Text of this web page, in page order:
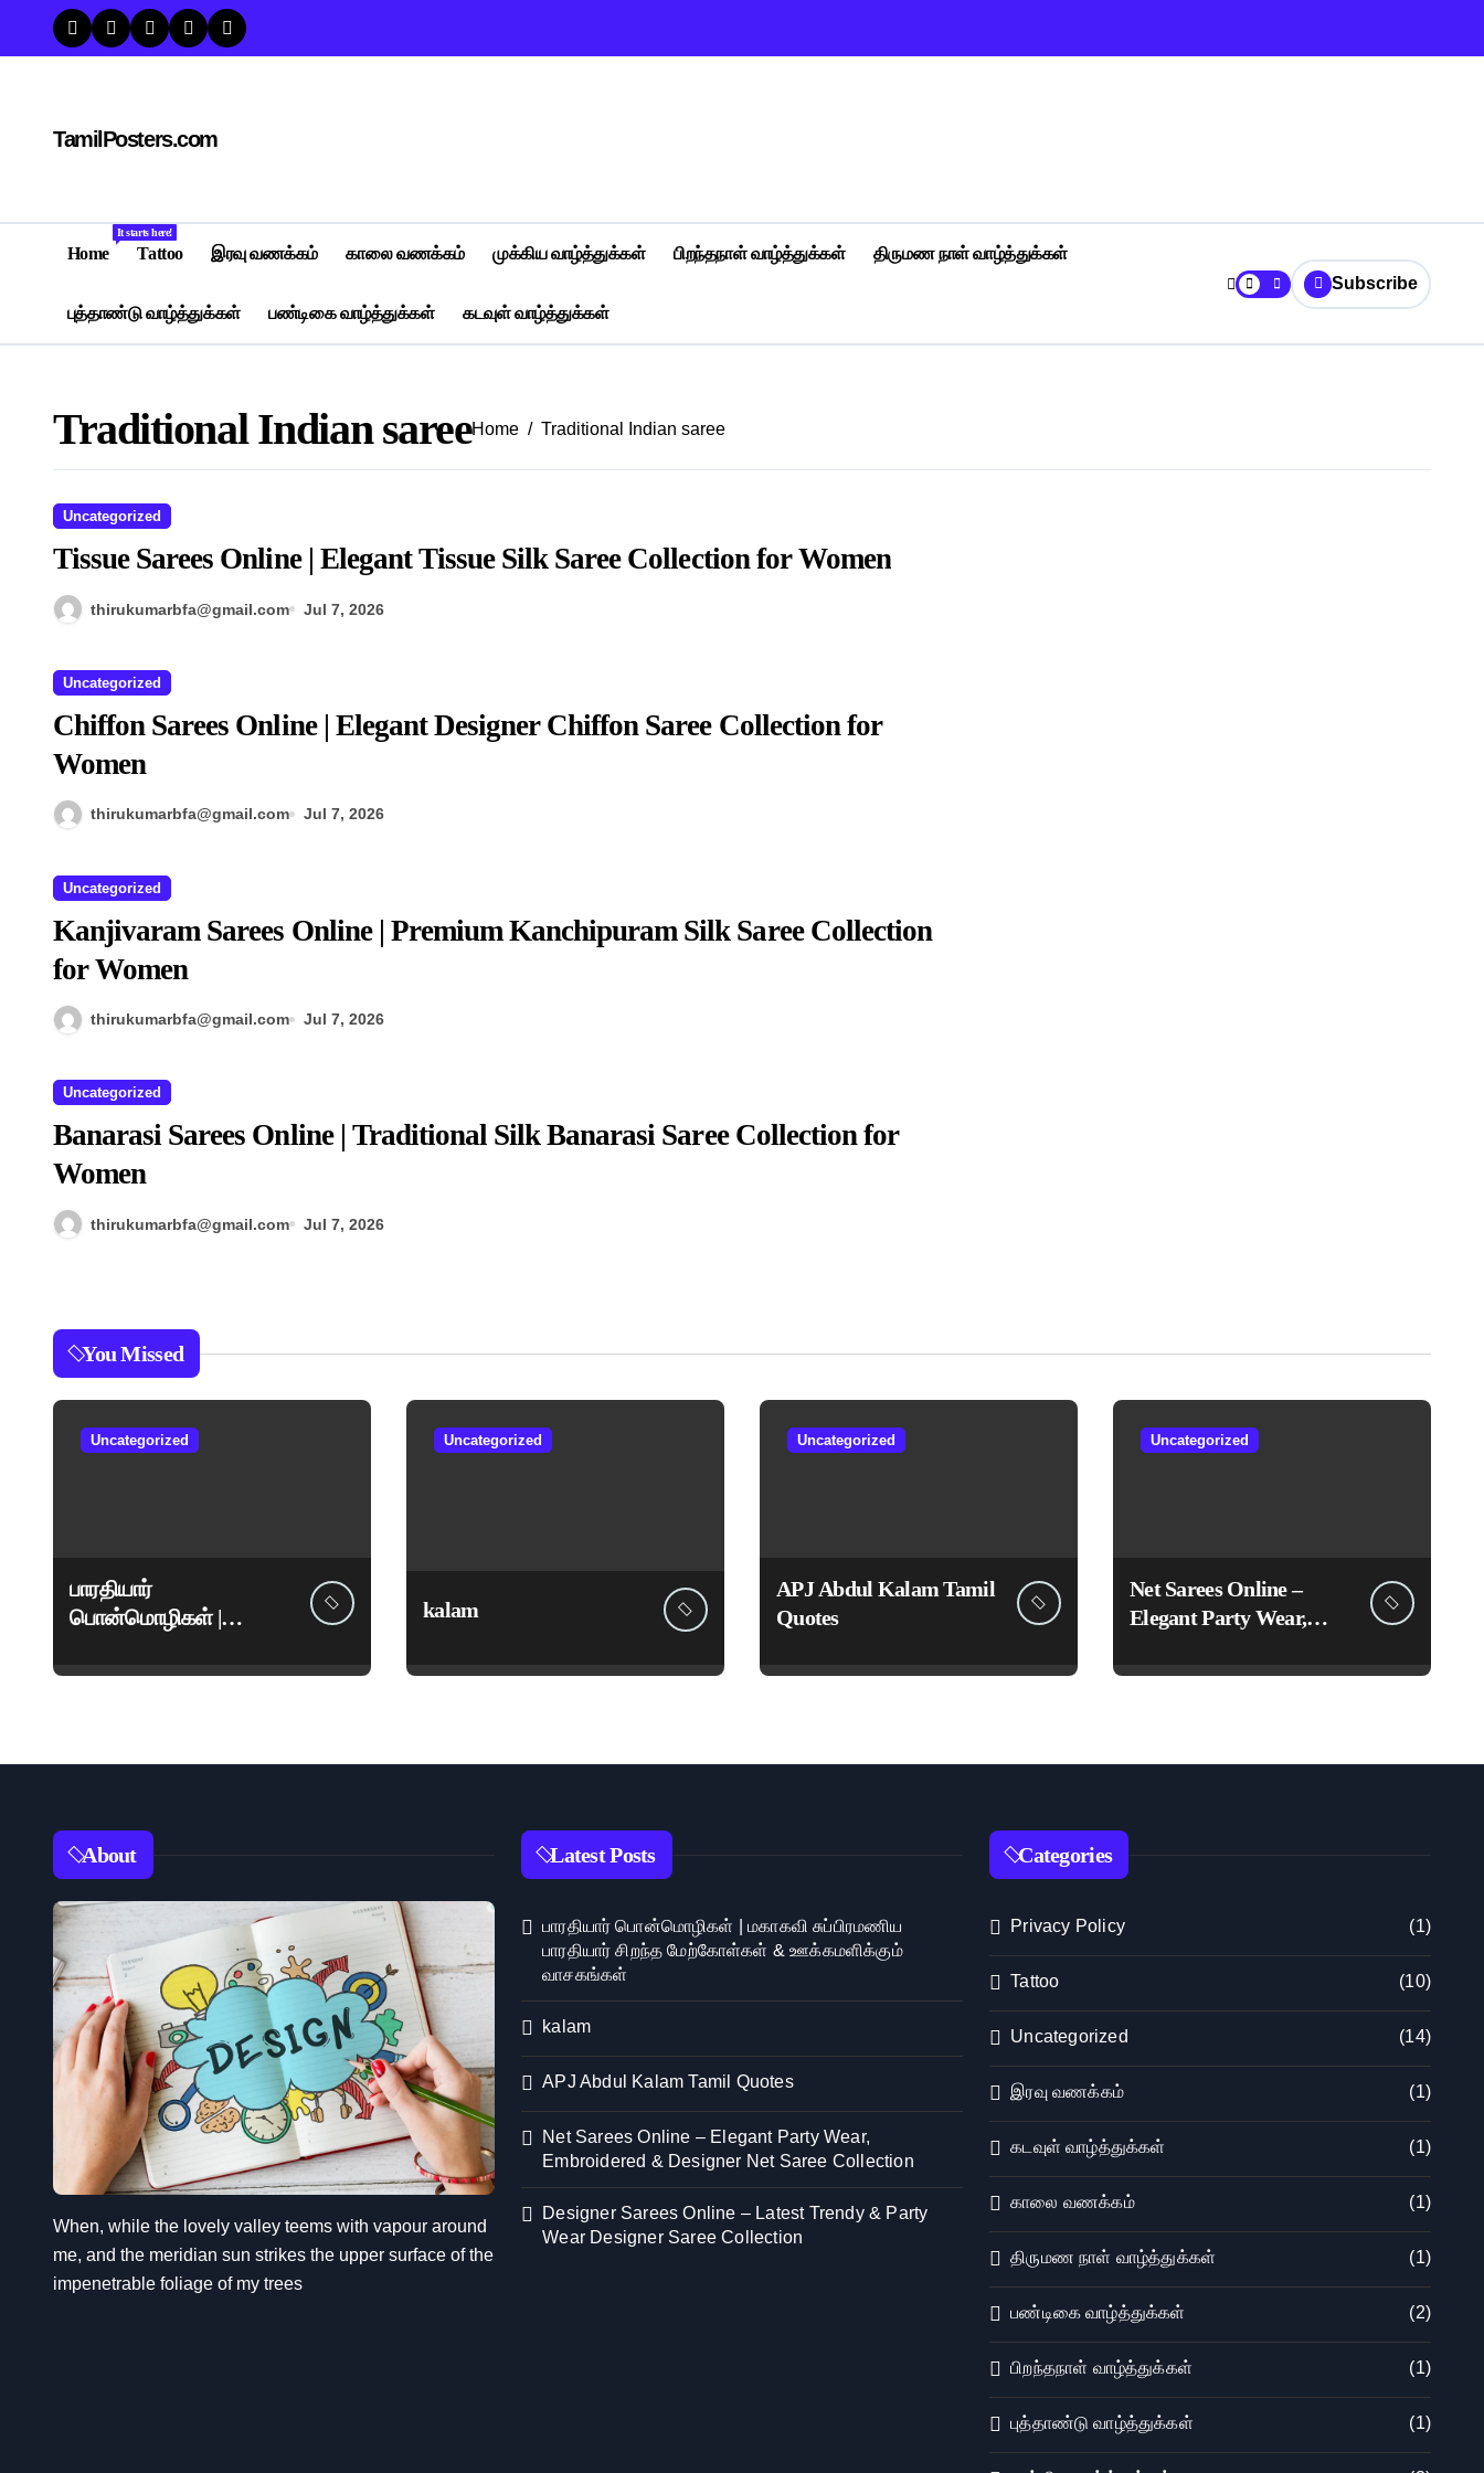
content
TamilPosters.com
Home
It starts here!
Tattoo இரவு வணக்கம் காலை வணக்கம் முக்கிய வாழ்த்துக்கள் பிறந்தநாள் வாழ்த்துக்கள் திருமண நாள் வாழ்த்துக்கள்
புத்தாண்டு வாழ்த்துக்கள் பண்டிகை வாழ்த்துக்கள் கடவுள் வாழ்த்துக்கள்
Subscribe
Traditional Indian sareeHome Traditional Indian saree
Uncategorized
Tissue Sarees Online | Elegant Tissue Silk Saree Collection for Women
thirukumarbfa@gmail.com Jul 7, 2026
Uncategorized
Chiffon Sarees Online | Elegant Designer Chiffon Saree Collection for
Women
thirukumarbfa@gmail.com Jul 7, 2026
Uncategorized
Kanjivaram Sarees Online | Premium Kanchipuram Silk Saree Collection
for Women
thirukumarbfa@gmail.com Jul 7, 2026
Uncategorized
Banarasi Sarees Online | Traditional Silk Banarasi Saree Collection for
Women
thirukumarbfa@gmail.com Jul 7, 2026
You Missed
Uncategorized
பாரதியார்
பொன்மொழிகள் |
பாரதியார் சிறந்த
வாசகங்கள்
Uncategorized
kalam
Uncategorized
APJ Abdul Kalam Tamil
Quotes
Uncategorized
Net Sarees Online –
Elegant Party Wear,
Designer Net Saree
About
When, while the lovely valley teems with vapour around
me, and the meridian sun strikes the upper surface of the
impenetrable foliage of my trees
Latest Posts
பாரதியார் பொன்மொழிகள் | மகாகவி சுப்பிரமணிய
பாரதியார் சிறந்த மேற்கோள்கள் & ஊக்கமளிக்கும்
வாசகங்கள்
kalam
APJ Abdul Kalam Tamil Quotes
Net Sarees Online – Elegant Party Wear,
Embroidered & Designer Net Saree Collection
Designer Sarees Online – Latest Trendy & Party
Wear Designer Saree Collection
Categories
Privacy Policy (1)
Tattoo (10)
Uncategorized (14)
இரவு வணக்கம் (1)
கடவுள் வாழ்த்துக்கள் (1)
காலை வணக்கம் (1)
திருமண நாள் வாழ்த்துக்கள் (1)
பண்டிகை வாழ்த்துக்கள் (2)
பிறந்தநாள் வாழ்த்துக்கள் (1)
புத்தாண்டு வாழ்த்துக்கள் (1)